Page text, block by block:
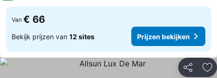
Van € 66
Bekijk prijzen van 12 sites Prijzen bekijken
Delen